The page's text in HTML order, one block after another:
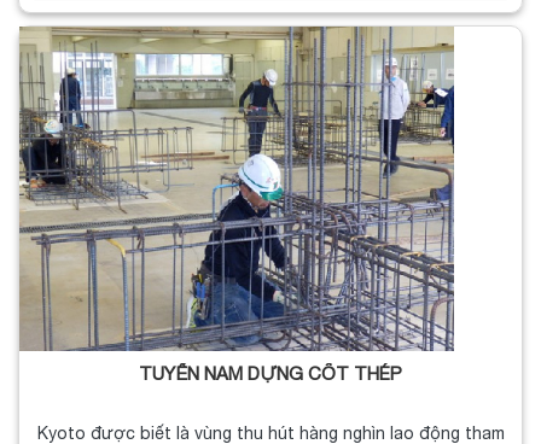
TUYỂN NAM DỰNG CỐT THÉP
Kyoto được biết là vùng thu hút hàng nghìn lao động tham